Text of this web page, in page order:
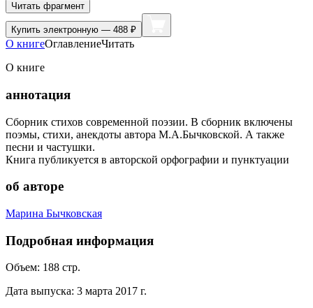
Читать фрагмент
Купить электронную — 488 ₽
О книгеОглавлениеЧитать
О книге
аннотация
Сборник стихов современной поэзии. В сборник включены
поэмы, стихи, анекдоты автора М.А.Бычковской. А также
песни и частушки.
Книга публикуется в авторской орфографии и пунктуации
об авторе
Марина Бычковская
Подробная информация
Объем: 188 стр.
Дата выпуска: 3 марта 2017 г.